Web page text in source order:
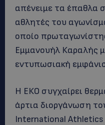
απένειμε τα έπαθλα
αθλητές του
οποίο
Εμμανουήλ Καραλής
εντυπωσιακή
Η ΕΚΟ συγχαίρει
άρτια διοργάνωση
International Athletics